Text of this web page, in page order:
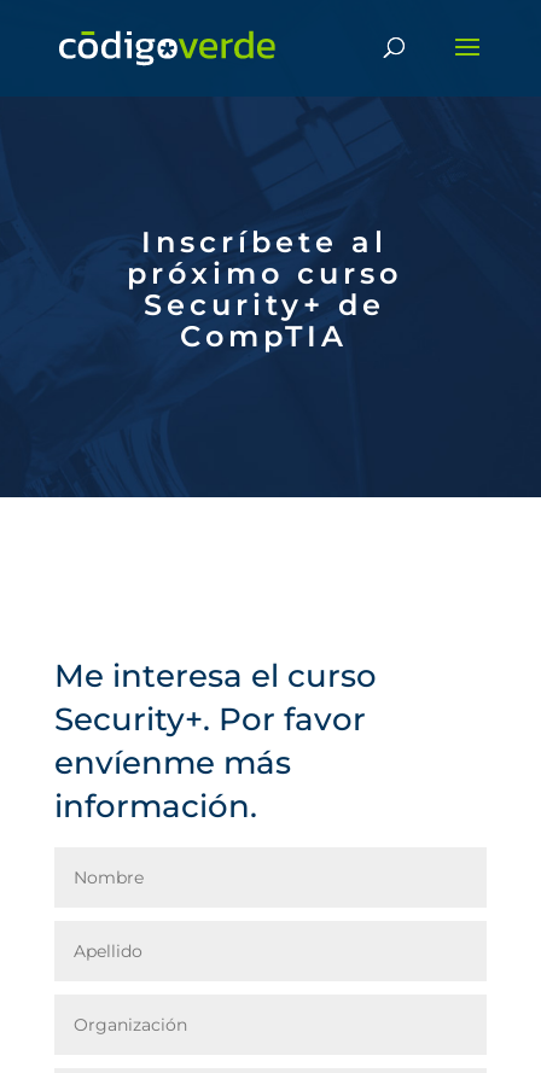
Inscríbete al
próximo curso
Security+ de
CompTIA
Me interesa el curso
Security+. Por favor
envíenme más
información.